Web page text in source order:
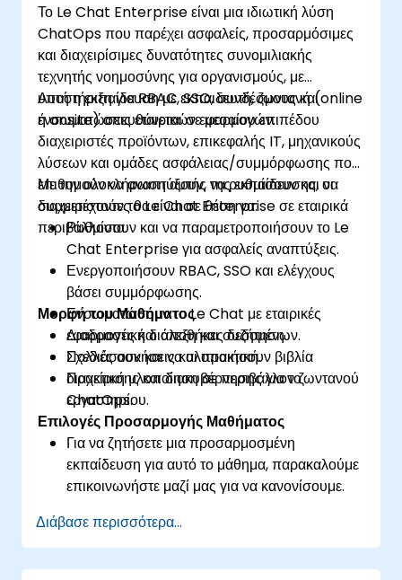
Το Le Chat Enterprise είναι μια ιδιωτική λύση
ChatOps που παρέχει ασφαλείς, προσαρμόσιμες
και διαχειρίσιμες δυνατότητες συνομιλιακής
τεχνητής νοημοσύνης για οργανισμούς, με
υποστήριξη για RBAC, SSO, συνδέσμους και
ενσωματώσεις εταιρικών εφαρμογών.
Αυτή η εκπαίδευση με εκπαιδευτή, ζωντανή (online
ή onsite) απευθύνεται σε μεσαίου επιπέδου
διαχειριστές προϊόντων, επικεφαλής IT, μηχανικούς
λύσεων και ομάδες ασφάλειας/συμμόρφωσης που
επιθυμούν να αναπτύξουν, να ρυθμίσουν και να
διαχειριστούν το Le Chat Enterprise σε εταιρικά
περιβάλλοντα.
Με την ολοκλήρωση αυτής της εκπαίδευσης, οι
συμμετέχοντες θα είναι σε θέση να:
Ρυθμίσουν και να παραμετροποιήσουν το Le
Chat Enterprise για ασφαλείς αναπτύξεις.
Ενεργοποιήσουν RBAC, SSO και ελέγχους
βάσει συμμόρφωσης.
Ενσωματώσουν το Le Chat με εταιρικές
εφαρμογές και αποθήκες δεδομένων.
Σχεδιάσουν και να υλοποιήσουν βιβλία
διαχείρισης και διακυβέρνησης για το
ChatOps.
Μορφή του Μαθήματος
Διαδραστική διάλεξη και συζήτηση.
Πολλές ασκήσεις και πρακτική.
Πρακτική υλοποίηση σε περιβάλλον ζωντανού
εργαστηρίου.
Επιλογές Προσαρμογής Μαθήματος
Για να ζητήσετε μια προσαρμοσμένη
εκπαίδευση για αυτό το μάθημα, παρακαλούμε
επικοινωνήστε μαζί μας για να κανονίσουμε.
Διάβασε περισσότερα...